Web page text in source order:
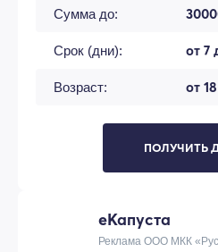
Сумма до:
Срок (дни): от 7
Возраст: от
ПОЛУЧИТЬ
еКапуста
Реклама ООО МКК